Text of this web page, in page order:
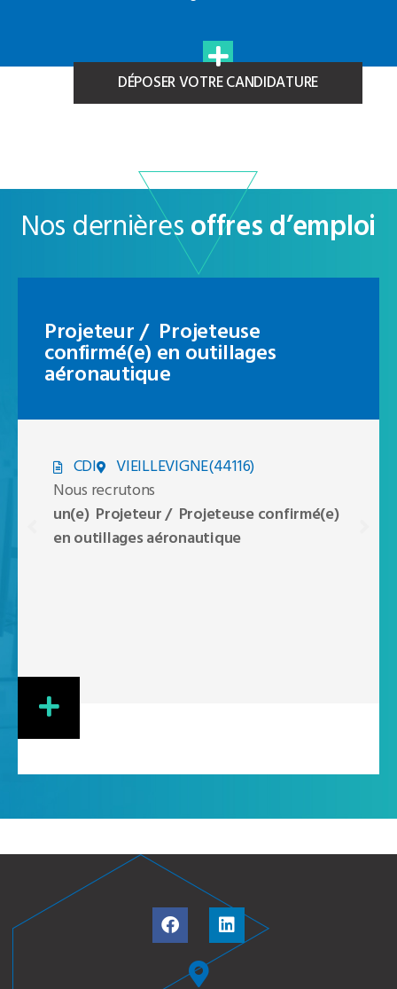
DÉPOSER VOTRE CANDIDATURE
Nos dernièresoffres d’emploi
Projeteur / Projeteuse
confirmé(e) en outillages
aéronautique
CDI
VIEILLEVIGNE(44116)
Nous recrutons
un(e) Projeteur / Projeteuse confirmé(e)
en outillages aéronautique